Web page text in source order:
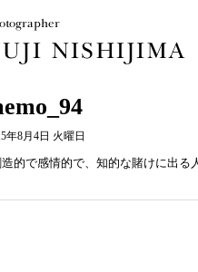
年8月4日 火曜日
造的で感情的で、知的な賭けに出る